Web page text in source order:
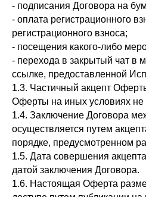
- подписания Договора на
- оплата регистрационного
регистрационного взноса;
- посещения какого-либо
- перехода в закрытый чат в
ссылке, предоставленной
1.3. Частичный акцепт
Оферты на иных условиях не
1.4. Заключение Договора
осуществляется путем
порядке, предусмотренном
1.5. Дата совершения
датой заключения Договора.
1.6. Настоящая Оферта